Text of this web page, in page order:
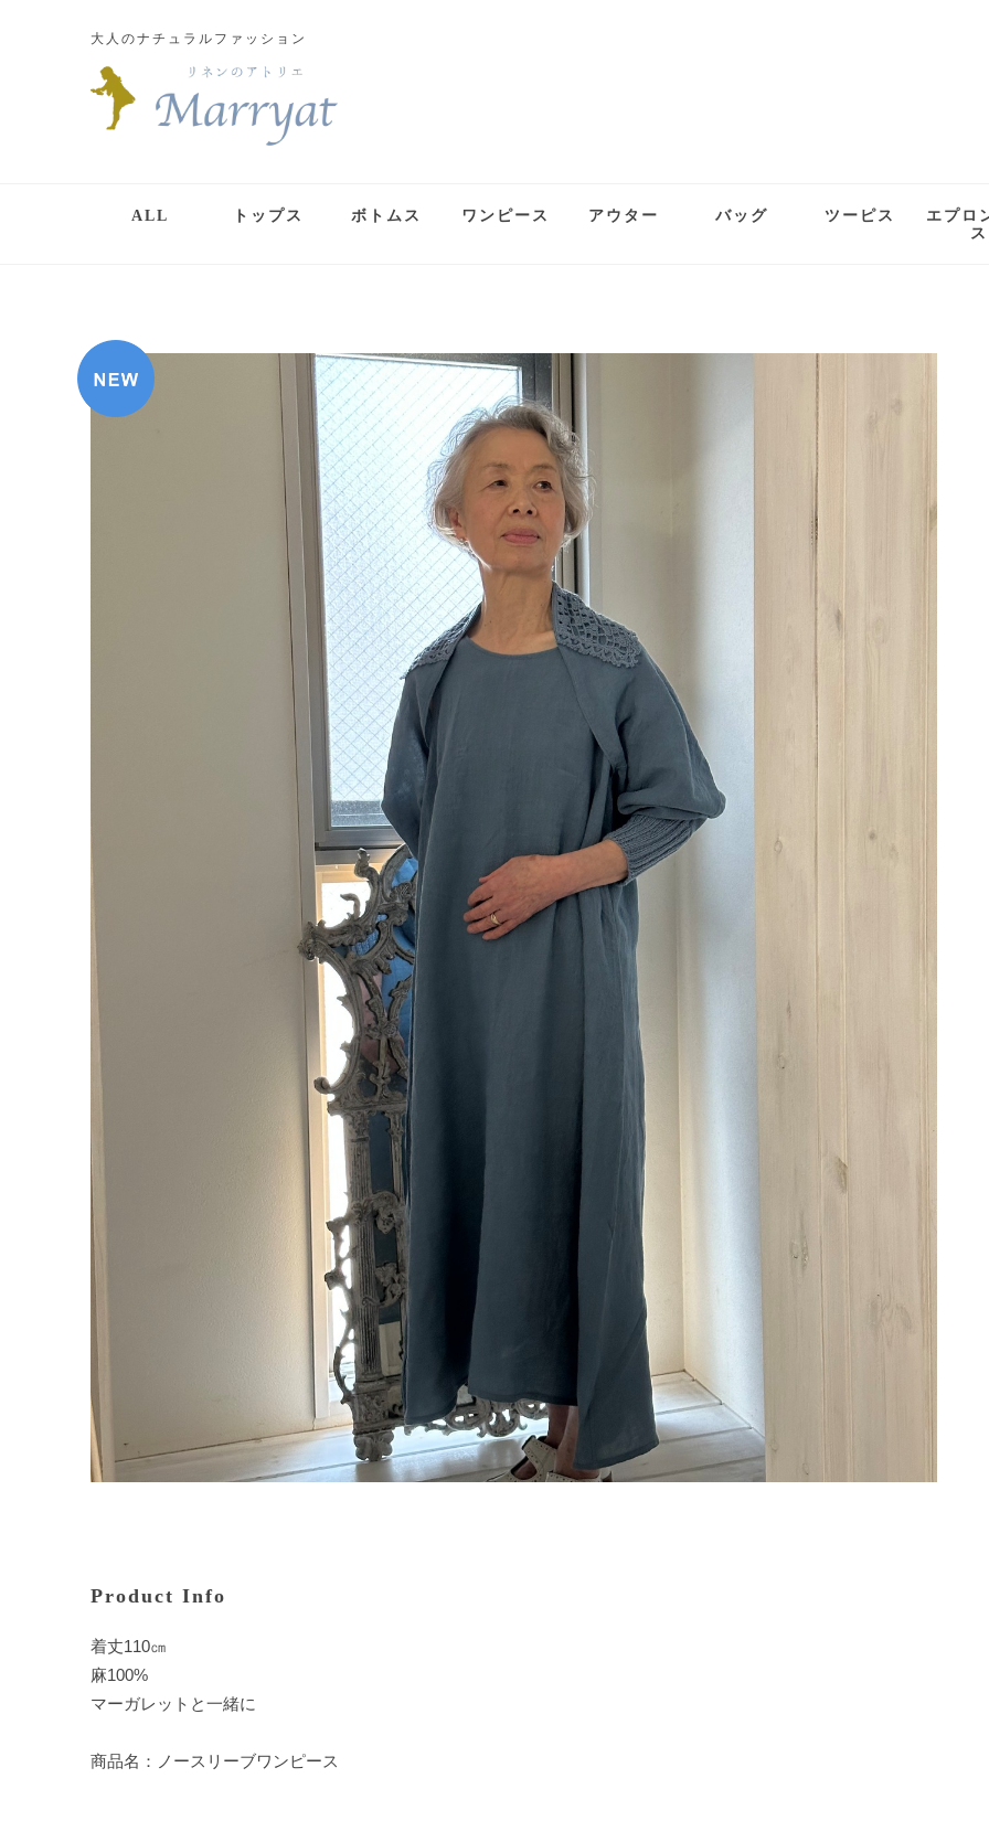
大人のナチュラルファッション
ALL トップス ボトムス ワンピース アウター バッグ ツーピス
エプロ
ス
Product Info
着丈110㎝
麻100%
マーガレットと一緒に
商品名：ノースリーブワンピース